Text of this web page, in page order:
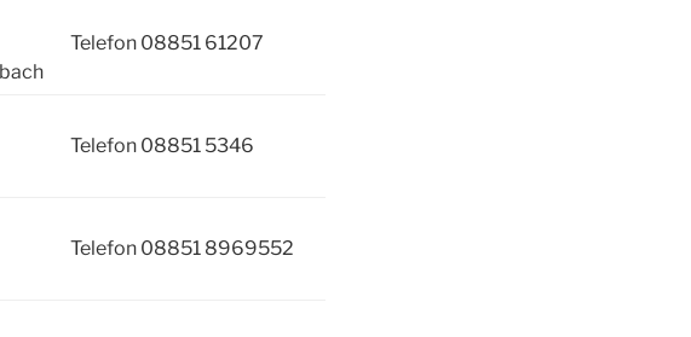
Telefon 08851 61207
Telefon 08851 5346
Telefon 08851 8969552